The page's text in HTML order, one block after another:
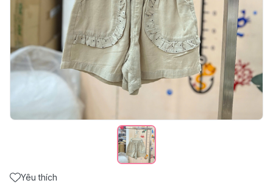
Yêu thích